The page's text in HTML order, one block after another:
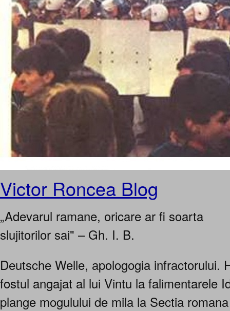
Victor Roncea Blog
„Adevarul ramane, oricare ar fi soarta
slujitorilor sai" – Gh. I. B.
Deutsche Welle, apologogia infractorului.
fostul angajat al lui Vintu la falimentarele
plange mogulului de mila la Sectia